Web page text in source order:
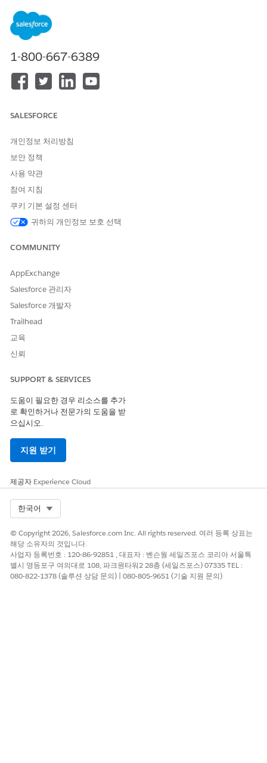
색하고 가격을 책정합니다. 해당 레코드는 거래를 마무리하기
전에 제품 선택 항목을 구성하고 가격 책정 논리를 적용하는 데
도움이 됩니다.
견적서 및 기회 동기화에 대한 고려 사항
견적서 행 항목을 기회에 동기화하기 전에 견적서와 기회 간의
데이터 차이점을 알아봅니다. 이러한 차이점에 따라 기회 동기
데이터 일관성을 유지합니다.
1-800-667-6389
SALESFORCE
개인정보 처리방침
보안 정책
사용 약관
참여 지침
쿠키 기본 설정 센터
귀하의 개인정보 보호 선택
COMMUNITY
AppExchange
Salesforce 관리자
Salesforce 개발자
Trailhead
교육
신뢰
SUPPORT & SERVICES
도움이 필요한 경우 리소스를 추가
로 확인하거나 전문가의 도움을 받
으십시오.
지원 받기
제공자 Experience Cloud
한국어
© Copyright 2026, Salesforce.com Inc. All rights reserved. 여러 등록 상표는
해당 소유자의 것입니다.
사업자 등록번호 : 120-86-92851 , 대표자 : 벤슨웡 세일즈포스 코리아 서울특
별시 영등포구 여의대로 108, 파크원타워2 28층 (세일즈포스) 07335 TEL :
080-822-1378 (솔루션 상담 문의) | 080-805-9651 (기술 지원 문의)